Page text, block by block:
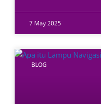
7 May 2025
BLOG